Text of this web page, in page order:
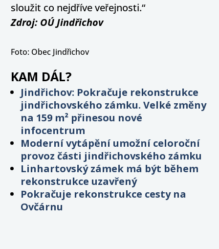
sloužit co nejdříve veřejnosti.“
Zdroj: OÚ Jindřichov
Foto: Obec Jindřichov
KAM DÁL?
Jindřichov: Pokračuje rekonstrukce
jindřichovského zámku. Velké změny
na 159 m² přinesou nové
infocentrum
Moderní vytápění umožní celoroční
provoz části jindřichovského zámku
Linhartovský zámek má být během
rekonstrukce uzavřený
Pokračuje rekonstrukce cesty na
Ovčárnu